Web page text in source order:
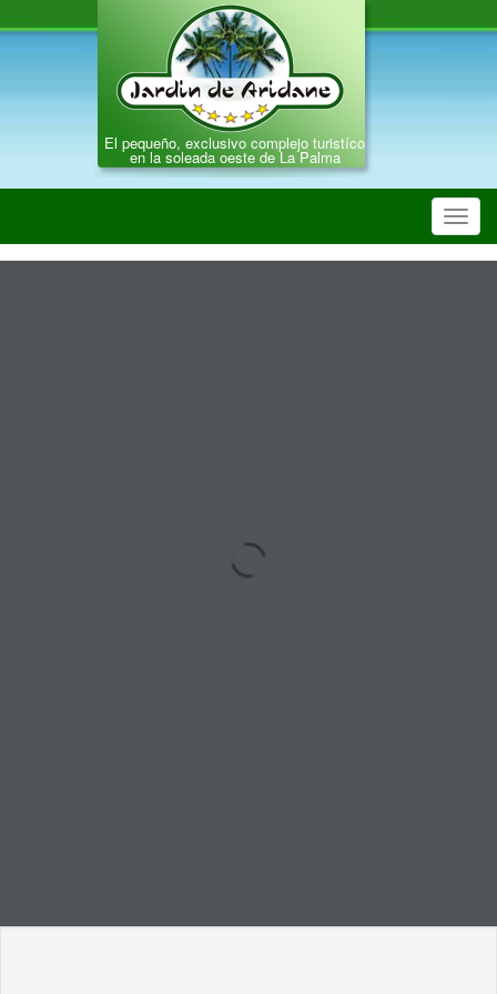
El pequeño, exclusivo complejo turistíco
en la soleada oeste de La Palma